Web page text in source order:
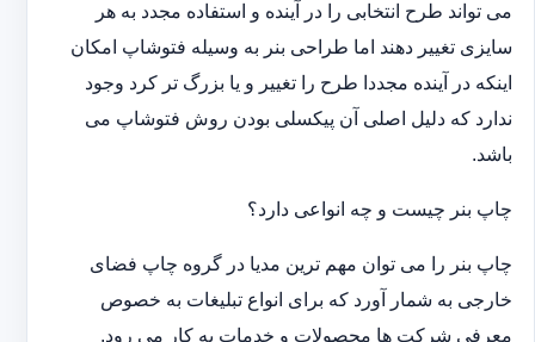
می تواند طرح انتخابی را در آینده و استفاده مجدد به هر
سایزی تغییر دهند اما طراحی بنر به وسیله فتوشاپ امکان
اینکه در آینده مجددا طرح را تغییر و یا بزرگ تر کرد وجود
ندارد که دلیل اصلی آن پیکسلی بودن روش فتوشاپ می
باشد.
چاپ بنر چیست و چه انواعی دارد؟
چاپ بنر را می توان مهم ترین مدیا در گروه چاپ فضای
خارجی به شمار آورد که برای انواع تبلیغات به خصوص
معرفی شرکت ها محصولات و خدمات به کار می رود.